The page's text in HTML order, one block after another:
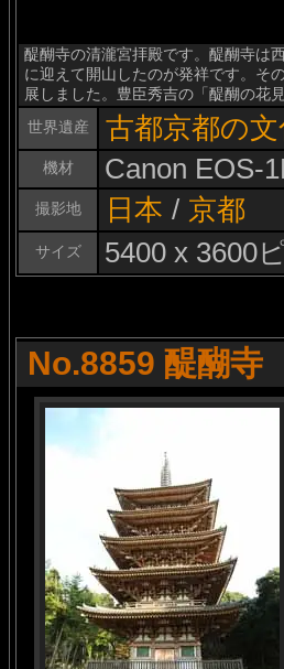
醍醐寺の清瀧宮拝殿です。醍醐寺は
に迎えて開山したのが発祥です。そ
展しました。豊臣秀吉の「醍醐の花
世界遺産
古都京都の
機材 Canon EOS-
撮影地 日本 / 京都
サイズ 5400 x 3600
No.8859 醍醐